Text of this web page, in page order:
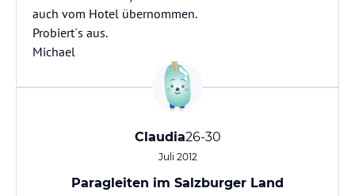
auch vom Hotel übernommen.
Probiert´s aus.
Michael
Claudia26-30
Juli 2012
Paragleiten im Salzburger Land